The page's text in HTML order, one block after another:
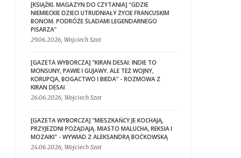
[KSIĄŻKI. MAGAZYN DO CZYTANIA] "GDZIE
NIEMIECKIE DZIECI UTRUDNIAŁY ŻYCIE FRANCUSKIM
BONOM. PODRÓŻE ŚLADAMI LEGENDARNEGO
PISARZA"
29.06.2026, Wojciech Szot
[GAZETA WYBORCZA] "KIRAN DESAI: INDIE TO
MONSUNY, PAWIE I GUJAWY. ALE TEŻ WOJNY,
KORUPCJA, BOGACTWO I BIEDA" - ROZMOWA Z
KIRAN DESAI
26.06.2026, Wojciech Szot
[GAZETA WYBORCZA] "MIESZKAŃCY JE KOCHAJĄ,
PRZYJEZDNI POŻĄDAJĄ. MIASTO MALUCHA, REKSIA I
MOZAIKI" - WYWIAD Z ALEKSANDRĄ BOĆKOWSKĄ
24.06.2026, Wojciech Szot